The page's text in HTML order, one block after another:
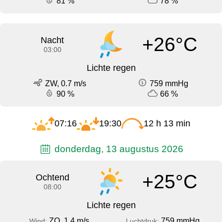
Nacht
03:00 +26°C
Lichte regen
ZW, 0.7 m/s
759 mmHg
90 %
66 %
07:16 19:30 12 h 13 min
donderdag, 13 augustus 2026
Ochtend
08:00 +25°C
Lichte regen